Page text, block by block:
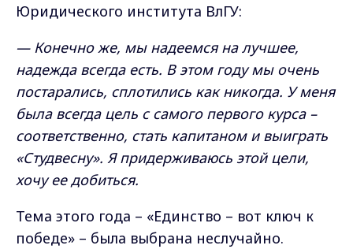
Юридического института ВлГУ:
— Конечно же, мы надеемся на лучшее,
надежда всегда есть. В этом году мы очень
постарались, сплотились как никогда. У меня
была всегда цель с самого первого курса –
соответственно, стать капитаном и выиграть
«Студвесну». Я придерживаюсь этой цели,
хочу ее добиться.
Тема этого года – «Единство – вот ключ к
победе» – была выбрана неслучайно.